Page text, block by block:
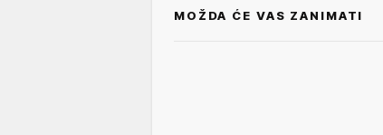
MOŽDA ĆE VAS ZANIMATI